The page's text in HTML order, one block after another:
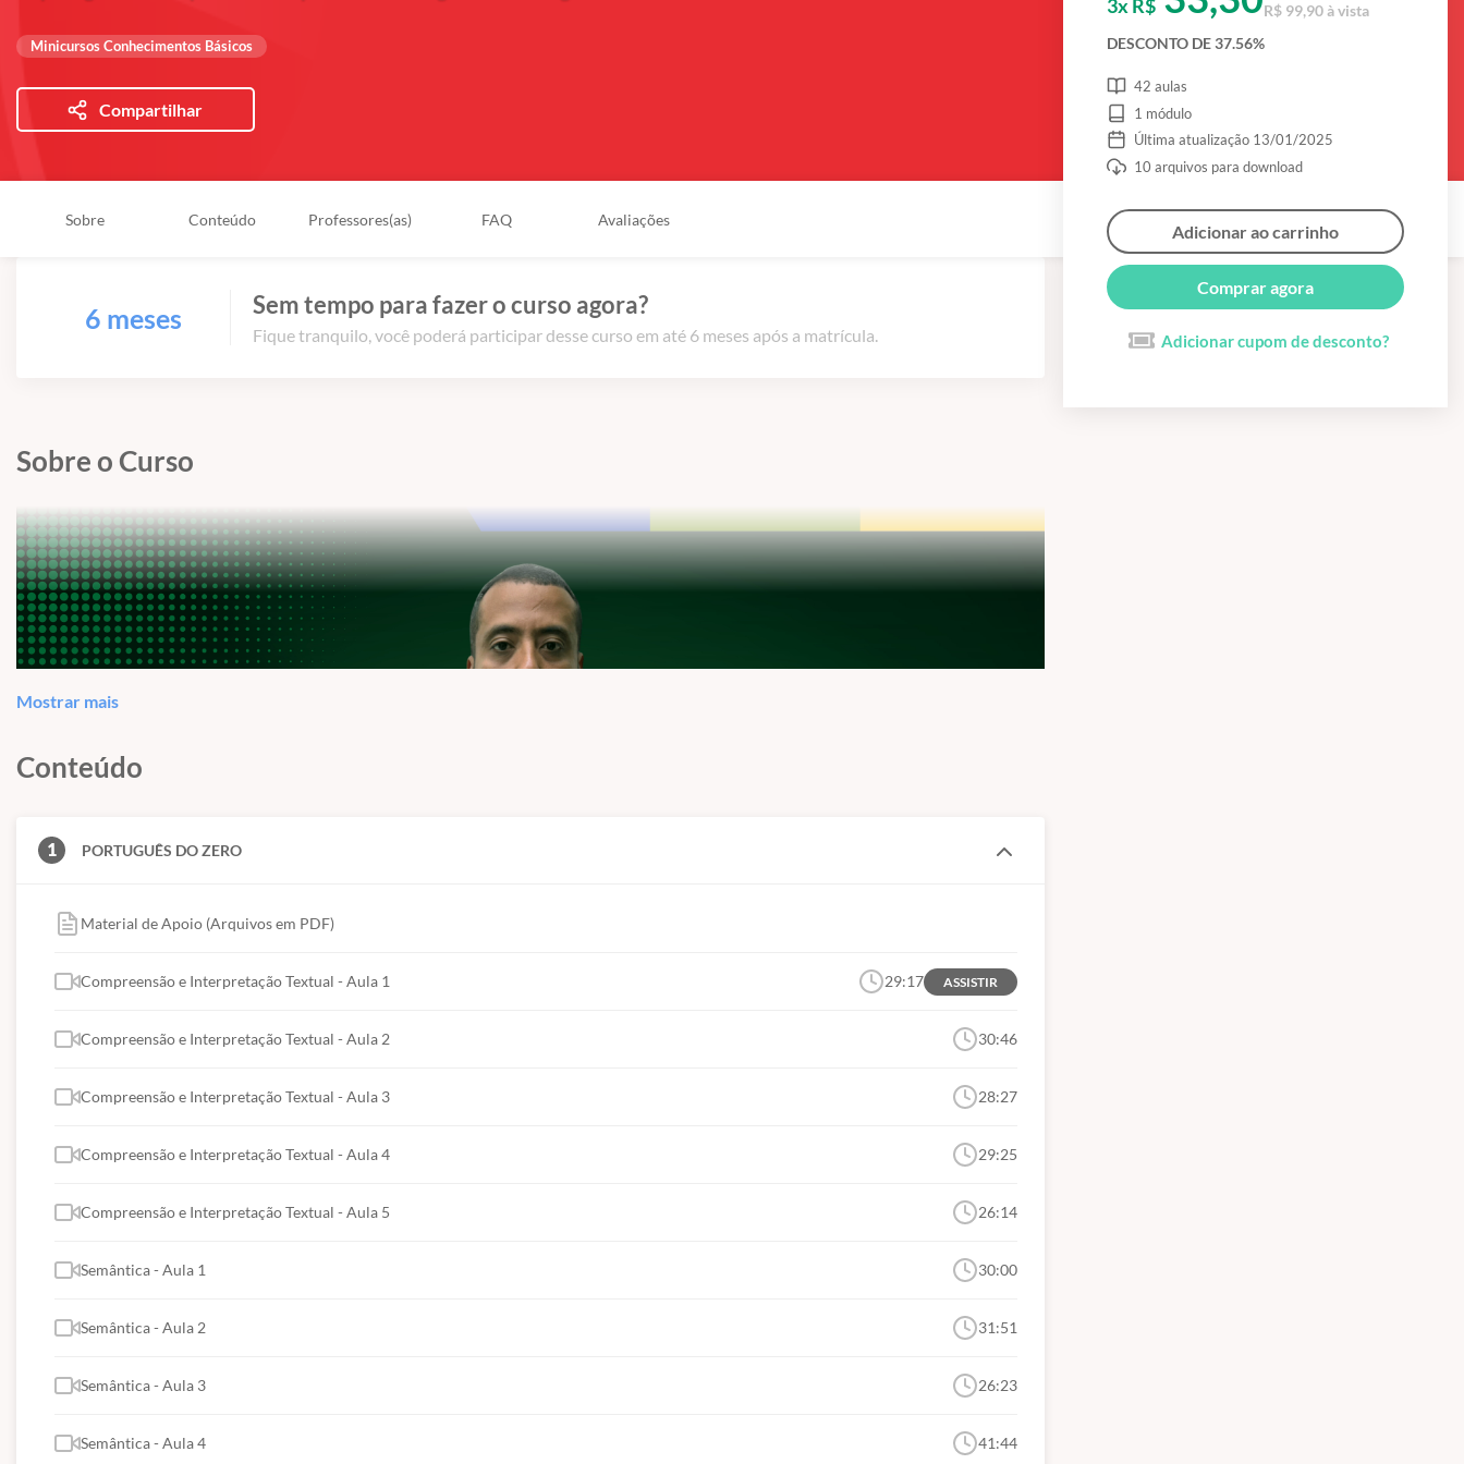
Minicursos Conhecimentos Básicos
Compartilhar
Sobre Conteúdo Professores(as) FAQ Avaliações
6 meses Sem tempo para fazer o curso agora?
Fique tranquilo, você poderá participar desse curso em até 6 meses após a matrícula.
Sobre o Curso
Mostrar mais
Conteúdo
1 PORTUGUÊS DO ZERO
Material de Apoio (Arquivos em PDF)
Compreensão e Interpretação Textual - Aula 1 29:17 ASSISTIR
Compreensão e Interpretação Textual - Aula 2 30:46
Compreensão e Interpretação Textual - Aula 3 28:27
Compreensão e Interpretação Textual - Aula 4 29:25
Compreensão e Interpretação Textual - Aula 5 26:14
Semântica - Aula 1 30:00
Semântica - Aula 2 31:51
Semântica - Aula 3 26:23
Semântica - Aula 4 41:44
3x R$
R$ 99,90 à vista
DESCONTO DE 37.56%
42 aulas
1 módulo
Última atualização 13/01/2025
10 arquivos para download
Adicionar ao carrinho
Comprar agora
Adicionar cupom de desconto?